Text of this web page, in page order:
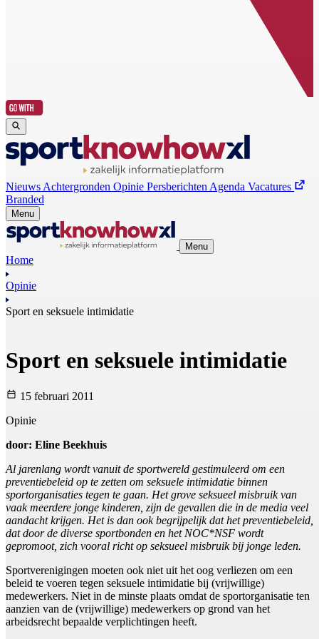
Nieuws Achtergronden Opinie Persberichten Agenda Vacatures
Branded
Menu
Menu
Home
Opinie
Sport en seksuele intimidatie
Sport en seksuele intimidatie
15 februari 2011
Opinie
door: Eline Beekhuis
Al jarenlang wordt vanuit de sportwereld gestimuleerd om een
preventiebeleid op te zetten om seksuele intimidatie binnen
sportorganisaties tegen te gaan. Het grove seksueel misbruik van
vaak meerdere jonge kinderen, zijn de gevallen die in de media veel
aandacht krijgen. Het is dan ook begrijpelijk dat het preventiebeleid,
dat door de diverse sportbonden en het NOC*NSF wordt
gepromoot, zich vooral richt op seksueel misbruik bij jonge leden.
Sportverenigingen moeten ook niet uit het oog verliezen om een
beleid te voeren tegen seksuele intimidatie bij (vrijwillige)
medewerkers. Niet in de minste plaats omdat de sportorganisatie ten
aanzien van de (vrijwillige) medewerkers op grond van het
arbeidsrecht bepaalde verplichtingen heeft.